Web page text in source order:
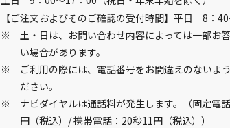
【ご注文およびそのご確認の受付時間】平日 8：
土・日は、お問い合わせ内容によっては一部お
い場合があります。
ご利用の際には、電話番号をお間違えのないよ
ださい。
ナビダイヤルは通話料が発生します。（固定電
円（税込）/ 携帯電話：20秒11円（税込））